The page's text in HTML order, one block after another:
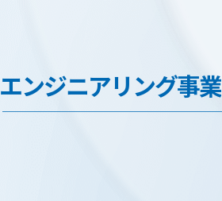
エンジニアリング事業